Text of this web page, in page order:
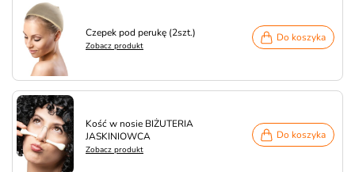
Czepek pod perukę (2szt.)
Zobacz produkt
Do koszyka
Kość w nosie BIŻUTERIA
JASKINIOWCA
Zobacz produkt
Do koszyka